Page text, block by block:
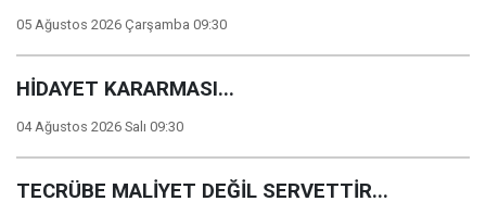
05 Ağustos 2026 Çarşamba 09:30
HİDAYET KARARMASI...
04 Ağustos 2026 Salı 09:30
TECRÜBE MALİYET DEĞİL SERVETTİR...